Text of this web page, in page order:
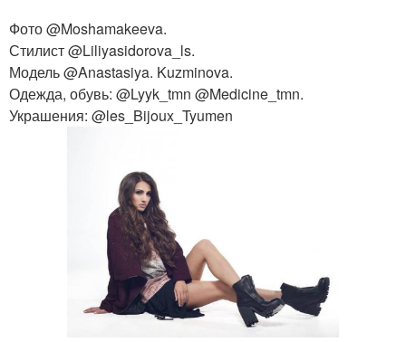
Фото @Moshamakeeva.
Стилист @Liliyasidorova_ls.
Модель @Anastasiya. Kuzminova.
Одежда, обувь: @Lyyk_tmn @Medicine_tmn.
Украшения: @les_Bijoux_Tyumen